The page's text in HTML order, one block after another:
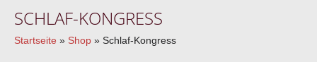
SCHLAF-KONGRESS
Startseite » Shop » Schlaf-Kongress